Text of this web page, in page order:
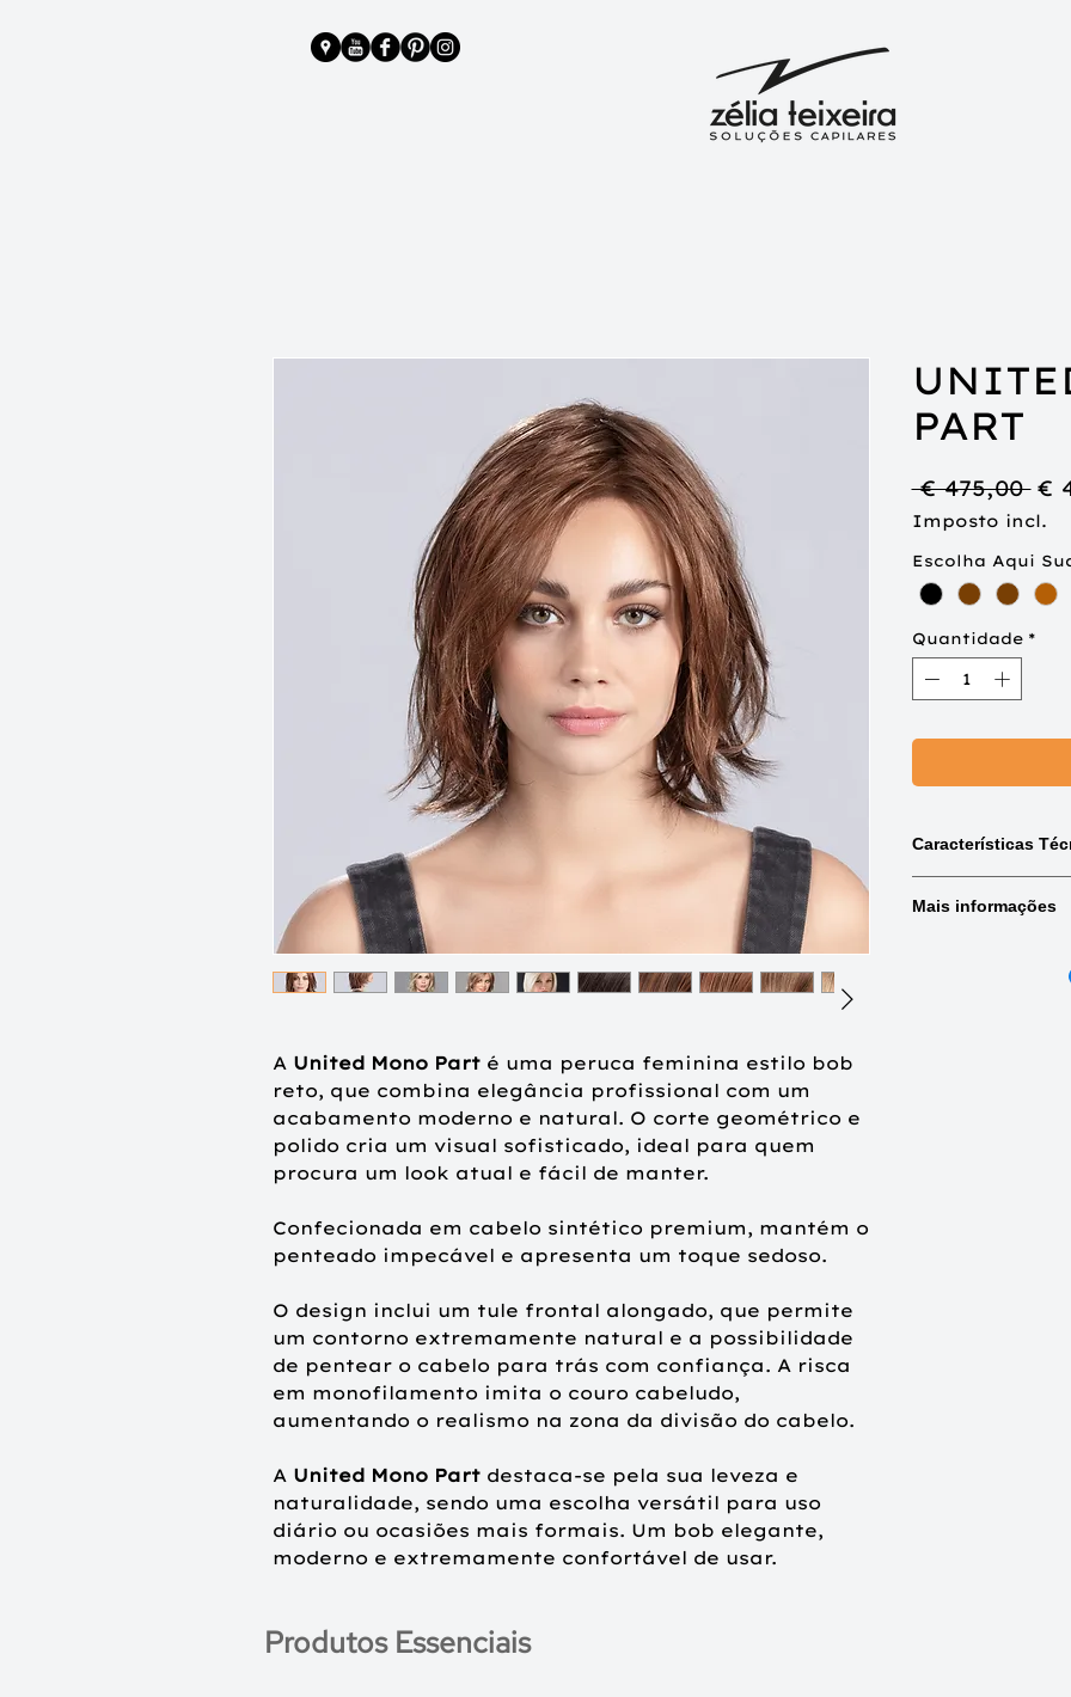
A United Mono Part é uma peruca feminina estilo bob
reto, que combina elegância profissional com um
acabamento moderno e natural. O corte geométrico e
polido cria um visual sofisticado, ideal para quem
procura um look atual e fácil de manter.
Confecionada em cabelo sintético premium, mantém o
penteado impecável e apresenta um toque sedoso.
O design inclui um tule frontal alongado, que permite
um contorno extremamente natural e a possibilidade
de pentear o cabelo para trás com confiança. A risca
em monofilamento imita o couro cabeludo,
aumentando o realismo na zona da divisão do cabelo.
A United Mono Partdestaca-se pela sua leveza e
naturalidade, sendo uma escolha versátil para uso
diário ou ocasiões mais formais. Um bob elegante,
moderno e extremamente confortável de usar.
PART
€ 475,00 €
Imposto incl.
Escolha Aqui
Quantidade *
Características
Rooted:Raiz
Mais informações
Produtos Essenciais